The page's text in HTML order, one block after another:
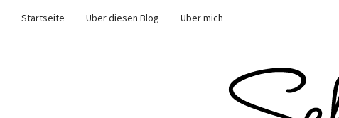
Startseite Über diesen Blog
Über mich